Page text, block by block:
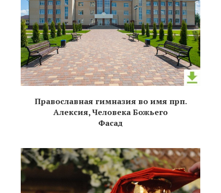
Православная гимназия во имя прп.
Алексия, Человека Божьего
Фасад